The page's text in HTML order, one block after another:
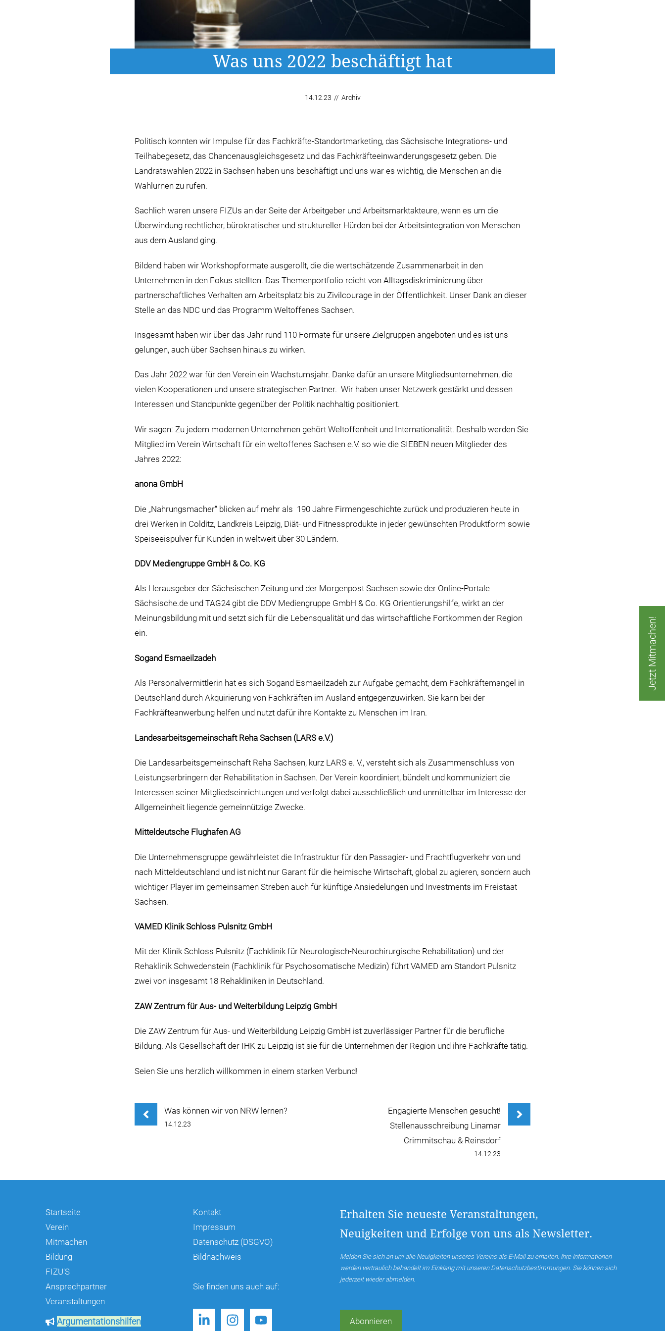
Was uns 2022 beschäftigt hat
14.12.23 // Archiv
Politisch konnten wir Impulse für das Fachkräfte-Standortmarketing, das Sächsische Integrations- und
Teilhabegesetz, das Chancenausgleichsgesetz und das Fachkräfteeinwanderungsgesetz geben. Die
Landratswahlen 2022 in Sachsen haben uns beschäftigt und uns war es wichtig, die Menschen an die
Wahlurnen zu rufen.
Sachlich waren unsere FIZUs an der Seite der Arbeitgeber und Arbeitsmarktakteure, wenn es um die
Überwindung rechtlicher, bürokratischer und struktureller Hürden bei der Arbeitsintegration von Menschen
aus dem Ausland ging.
Bildend haben wir Workshopformate ausgerollt, die die wertschätzende Zusammenarbeit in den
Unternehmen in den Fokus stellten. Das Themenportfolio reicht von Alltagsdiskriminierung über
partnerschaftliches Verhalten am Arbeitsplatz bis zu Zivilcourage in der Öffentlichkeit. Unser Dank an dieser
Stelle an das NDC und das Programm Weltoffenes Sachsen.
Insgesamt haben wir über das Jahr rund 110 Formate für unsere Zielgruppen angeboten und es ist uns
gelungen, auch über Sachsen hinaus zu wirken.
Das Jahr 2022 war für den Verein ein Wachstumsjahr. Danke dafür an unsere Mitgliedsunternehmen, die
vielen Kooperationen und unsere strategischen Partner. Wir haben unser Netzwerk gestärkt und dessen
Interessen und Standpunkte gegenüber der Politik nachhaltig positioniert.
Wir sagen: Zu jedem modernen Unternehmen gehört Weltoffenheit und Internationalität. Deshalb werden Sie
Mitglied im Verein Wirtschaft für ein weltoffenes Sachsen e.V. so wie die SIEBEN neuen Mitglieder des
Jahres 2022:
anona GmbH
Die „Nahrungsmacher“ blicken auf mehr als 190 Jahre Firmengeschichte zurück und produzieren heute in
drei Werken in Colditz, Landkreis Leipzig, Diät- und Fitnessprodukte in jeder gewünschten Produktform sowie
Speiseeispulver für Kunden in weltweit über 30 Ländern.
DDV Mediengruppe GmbH & Co. KG
Als Herausgeber der Sächsischen Zeitung und der Morgenpost Sachsen sowie der Online-Portale
Sächsische.de und TAG24 gibt die DDV Mediengruppe GmbH & Co. KG Orientierungshilfe, wirkt an der
Meinungsbildung mit und setzt sich für die Lebensqualität und das wirtschaftliche Fortkommen der Region
ein.
Sogand Esmaeilzadeh
Als Personalvermittlerin hat es sich Sogand Esmaeilzadeh zur Aufgabe gemacht, dem Fachkräftemangel in
Deutschland durch Akquirierung von Fachkräften im Ausland entgegenzuwirken. Sie kann bei der
Fachkräfteanwerbung helfen und nutzt dafür ihre Kontakte zu Menschen im Iran.
Landesarbeitsgemeinschaft Reha Sachsen (LARS e.V.)
Die Landesarbeitsgemeinschaft Reha Sachsen, kurz LARS e. V., versteht sich als Zusammenschluss von
Leistungserbringern der Rehabilitation in Sachsen. Der Verein koordiniert, bündelt und kommuniziert die
Interessen seiner Mitgliedseinrichtungen und verfolgt dabei ausschließlich und unmittelbar im Interesse der
Allgemeinheit liegende gemeinnützige Zwecke.
Mitteldeutsche Flughafen AG
Die Unternehmensgruppe gewährleistet die Infrastruktur für den Passagier- und Frachtflugverkehr von und
nach Mitteldeutschland und ist nicht nur Garant für die heimische Wirtschaft, global zu agieren, sondern auch
wichtiger Player im gemeinsamen Streben auch für künftige Ansiedelungen und Investments im Freistaat
Sachsen.
VAMED Klinik Schloss Pulsnitz GmbH
Mit der Klinik Schloss Pulsnitz (Fachklinik für Neurologisch-Neurochirurgische Rehabilitation) und der
Rehaklinik Schwedenstein (Fachklinik für Psychosomatische Medizin) führt VAMED am Standort Pulsnitz
zwei von insgesamt 18 Rehakliniken in Deutschland.
ZAW Zentrum für Aus- und Weiterbildung Leipzig GmbH
Die ZAW Zentrum für Aus- und Weiterbildung Leipzig GmbH ist zuverlässiger Partner für die berufliche
Bildung. Als Gesellschaft der IHK zu Leipzig ist sie für die Unternehmen der Region und ihre Fachkräfte tätig.
Seien Sie uns herzlich willkommen in einem starken Verbund!
Was können wir von NRW lernen?
14.12.23
Engagierte Menschen gesucht!
Stellenausschreibung Linamar
Crimmitschau & Reinsdorf
14.12.23
Jetzt Mitmachen!
Startseite
Verein
Mitmachen
Bildung
FIZU'S
Ansprechpartner
Veranstaltungen
Argumentationshilfen
Kontakt
Impressum
Datenschutz (DSGVO)
Bildnachweis
Sie finden uns auch auf:
Erhalten Sie neueste Veranstaltungen,
Neuigkeiten und Erfolge von uns als Newsletter.
Melden Sie sich an um alle Neuigkeiten unseres Vereins als E-Mail zu erhalten. Ihre Informationen
werden vertraulich behandelt im Einklang mit unseren Datenschutzbestimmungen. Sie können sich
jederzeit wieder abmelden.
Abonnieren